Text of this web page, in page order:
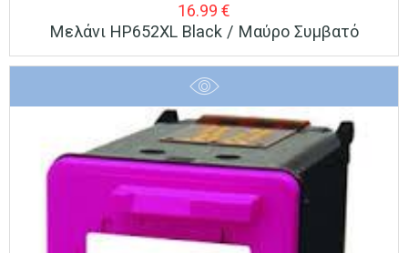
16.99 €
Μελάνι HP652XL Black / Μαύρο Συμβατό